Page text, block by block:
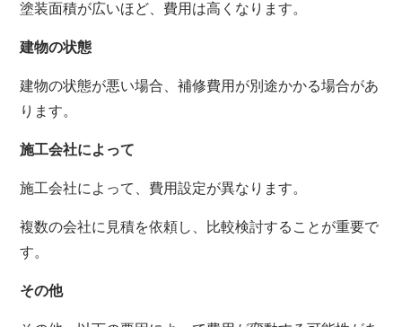
塗装面積が広いほど、費用は高くなります。
建物の状態
建物の状態が悪い場合、補修費用が別途かかる場合があ
ります。
施工会社によって
施工会社によって、費用設定が異なります。
複数の会社に見積を依頼し、比較検討することが重要で
す。
その他